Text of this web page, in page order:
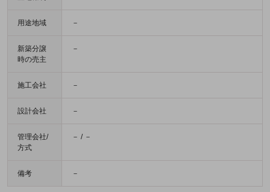
用途地域 －
新築分譲
時の売主
－
施工会社 －
設計会社 －
管理会社/
方式
－ / －
備考 －